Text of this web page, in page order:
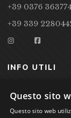
+39 0376
+39 339
INFO UTILI
CONDIZIONI
PRIVACY
Questo sito
Questo sito web